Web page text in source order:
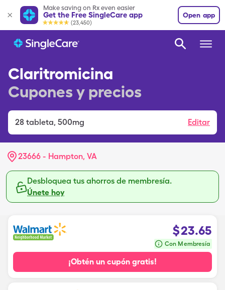
Make saving on Rx even easier
Get the Free SingleCare app
(23,450)
Open app
Claritromicina
Cupones y precios
28 tableta, 500mg Editar
23666 - Hampton, VA
Desbloquea tus ahorros de membresía.
Únete hoy
$23.65
Con Membresía
¡Obtén un cupón gratis!